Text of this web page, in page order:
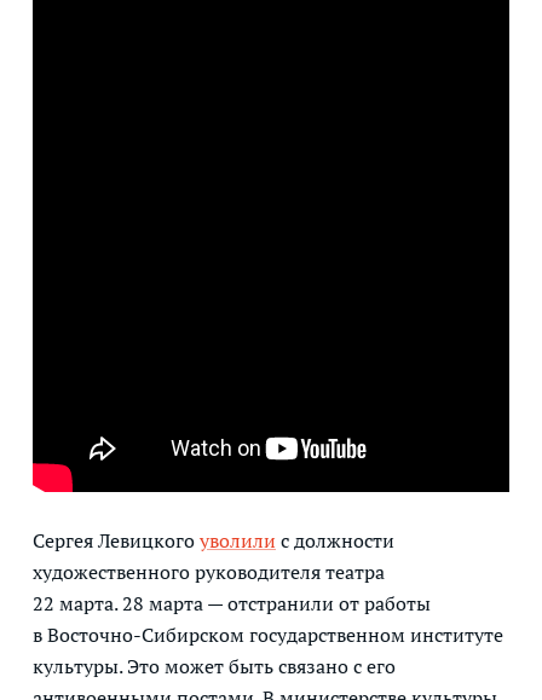
Сергея Левицкогоуволили с должности
художественного руководителя театра
22 марта. 28 марта — отстранили от работы
в Восточно-Сибирском государственном институте
культуры. Это может быть связано с его